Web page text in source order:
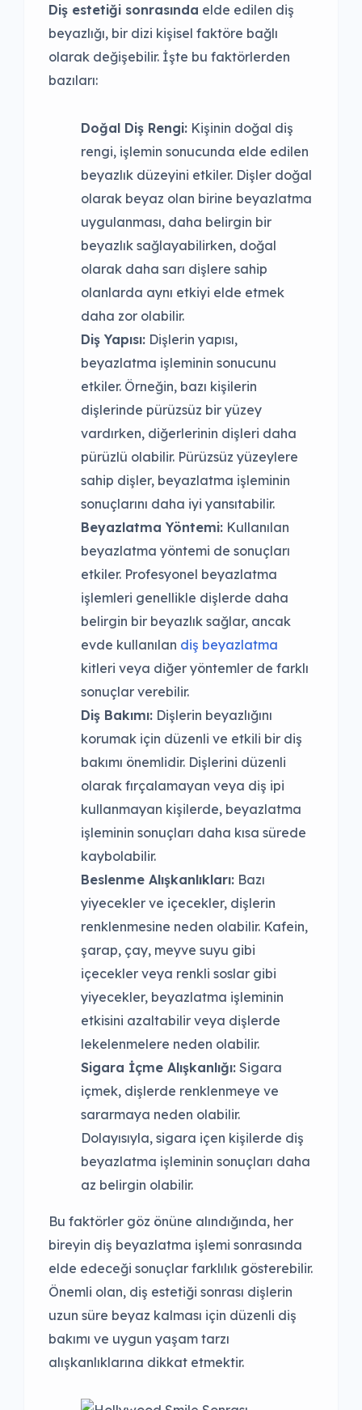
Diş estetiği sonrasında elde edilen diş
beyazlığı, bir dizi kişisel faktöre bağlı
olarak değişebilir. İşte bu faktörlerden
bazıları:
Doğal Diş Rengi: Kişinin doğal diş
rengi, işlemin sonucunda elde edilen
beyazlık düzeyini etkiler. Dişler doğal
olarak beyaz olan birine beyazlatma
uygulanması, daha belirgin bir
beyazlık sağlayabilirken, doğal
olarak daha sarı dişlere sahip
olanlarda aynı etkiyi elde etmek
daha zor olabilir.
Diş Yapısı: Dişlerin yapısı,
beyazlatma işleminin sonucunu
etkiler. Örneğin, bazı kişilerin
dişlerinde pürüzsüz bir yüzey
vardırken, diğerlerinin dişleri daha
pürüzlü olabilir. Pürüzsüz yüzeylere
sahip dişler, beyazlatma işleminin
sonuçlarını daha iyi yansıtabilir.
Beyazlatma Yöntemi: Kullanılan
beyazlatma yöntemi de sonuçları
etkiler. Profesyonel beyazlatma
işlemleri genellikle dişlerde daha
belirgin bir beyazlık sağlar, ancak
evde kullanılan diş beyazlatma
kitleri veya diğer yöntemler de farklı
sonuçlar verebilir.
Diş Bakımı: Dişlerin beyazlığını
korumak için düzenli ve etkili bir diş
bakımı önemlidir. Dişlerini düzenli
olarak fırçalamayan veya diş ipi
kullanmayan kişilerde, beyazlatma
işleminin sonuçları daha kısa sürede
kaybolabilir.
Beslenme Alışkanlıkları: Bazı
yiyecekler ve içecekler, dişlerin
renklenmesine neden olabilir. Kafein,
şarap, çay, meyve suyu gibi
içecekler veya renkli soslar gibi
yiyecekler, beyazlatma işleminin
etkisini azaltabilir veya dişlerde
lekelenmelere neden olabilir.
Sigara İçme Alışkanlığı: Sigara
içmek, dişlerde renklenmeye ve
sararmaya neden olabilir.
Dolayısıyla, sigara içen kişilerde diş
beyazlatma işleminin sonuçları daha
az belirgin olabilir.
Bu faktörler göz önüne alındığında, her
bireyin diş beyazlatma işlemi sonrasında
elde edeceği sonuçlar farklılık gösterebilir.
Önemli olan, diş estetiği sonrası dişlerin
uzun süre beyaz kalması için düzenli diş
bakımı ve uygun yaşam tarzı
alışkanlıklarına dikkat etmektir.